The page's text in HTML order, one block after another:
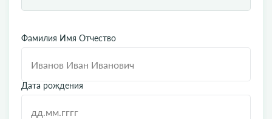
Фамилия Имя Отчество
Дата рождения